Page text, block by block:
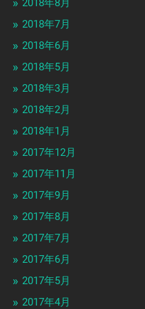
2018年8月
2018年7月
2018年6月
2018年5月
2018年3月
2018年2月
2018年1月
2017年12月
2017年11月
2017年9月
2017年8月
2017年7月
2017年6月
2017年5月
2017年4月